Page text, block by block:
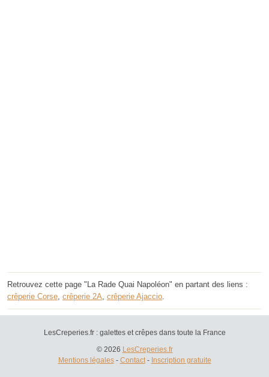
Retrouvez cette page "La Rade Quai Napoléon" en partant des liens :
crêperie Corse, crêperie 2A, crêperie Ajaccio.
LesCreperies.fr : galettes et crêpes dans toute la France
© 2026 LesCreperies.fr
Mentions légales- Contact- Inscription gratuite